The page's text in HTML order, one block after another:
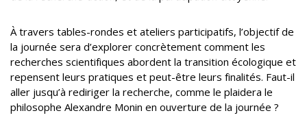
À travers tables-rondes et ateliers participatifs, l’objectif de
la journée sera d’explorer concrètement comment les
recherches scientifiques abordent la transition écologique et
repensent leurs pratiques et peut-être leurs finalités. Faut-il
aller jusqu’à rediriger la recherche, comme le plaidera le
philosophe Alexandre Monin en ouverture de la journée ?